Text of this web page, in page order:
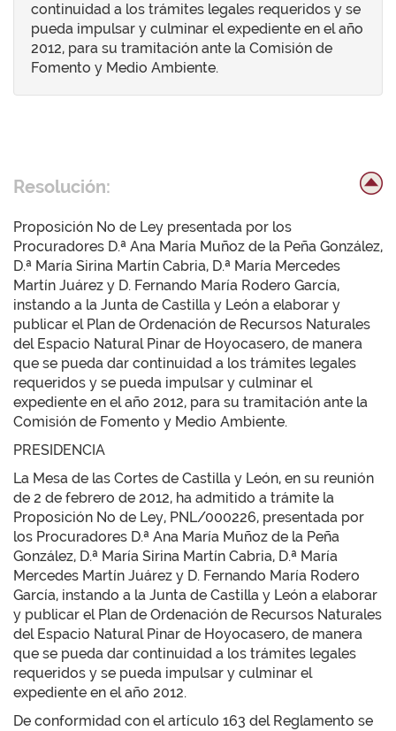
continuidad a los trámites legales requeridos y se
pueda impulsar y culminar el expediente en el año
2012, para su tramitación ante la Comisión de
Fomento y Medio Ambiente.
Resolución:
Proposición No de Ley presentada por los
Procuradores D.ª Ana María Muñoz de la Peña González,
D.ª María Sirina Martín Cabria, D.ª María Mercedes
Martín Juárez y D. Fernando María Rodero García,
instando a la Junta de Castilla y León a elaborar y
publicar el Plan de Ordenación de Recursos Naturales
del Espacio Natural Pinar de Hoyocasero, de manera
que se pueda dar continuidad a los trámites legales
requeridos y se pueda impulsar y culminar el
expediente en el año 2012, para su tramitación ante la
Comisión de Fomento y Medio Ambiente.
PRESIDENCIA
La Mesa de las Cortes de Castilla y León, en su reunión
de 2 de febrero de 2012, ha admitido a trámite la
Proposición No de Ley, PNL/000226, presentada por
los Procuradores D.ª Ana María Muñoz de la Peña
González, D.ª María Sirina Martín Cabria, D.ª María
Mercedes Martín Juárez y D. Fernando María Rodero
García, instando a la Junta de Castilla y León a elaborar
y publicar el Plan de Ordenación de Recursos Naturales
del Espacio Natural Pinar de Hoyocasero, de manera
que se pueda dar continuidad a los trámites legales
requeridos y se pueda impulsar y culminar el
expediente en el año 2012.
De conformidad con el artículo 163 del Reglamento se